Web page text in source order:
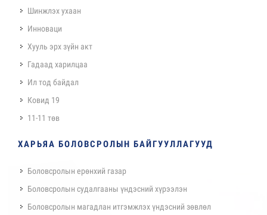
Шинжлэх ухаан
Инноваци
Хууль эрх зүйн акт
Гадаад харилцаа
Ил тод байдал
Ковид 19
11-11 төв
ХАРЬЯА БОЛОВСРОЛЫН БАЙГУУЛЛАГУУД
Боловсролын ерөнхий газар
Боловсролын судалгааны үндэсний хүрээлэн
Боловсролын магадлан итгэмжлэх үндэсний зөвлөл